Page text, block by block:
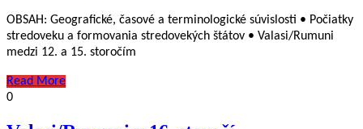
OBSAH: Geografické, časové a terminologické súvislosti • Počiatky
stredoveku a formovania stredovekých štátov • Valasi/Rumuni
medzi 12. a 15. storočím
Read More
0